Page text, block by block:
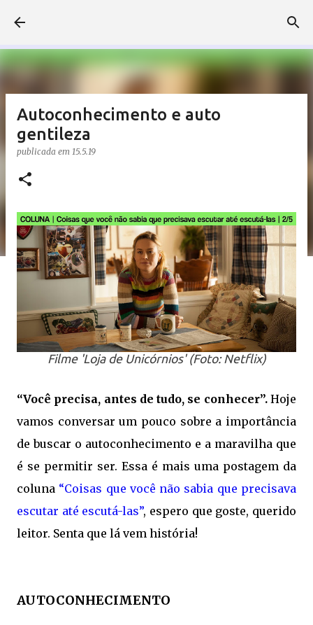
Autoconhecimento e auto
gentileza
publicada em 15.5.19
Filme 'Loja de Unicórnios' (Foto: Netflix)
“Você precisa, antes de tudo, se conhecer”.Hoje
vamos conversar um pouco sobre a importância
de buscar o autoconhecimento e a maravilha que
é se permitir ser. Essa é mais uma postagem da
coluna “Coisas que você não sabia que precisava
escutar até escutá-las”, espero que goste, querido
leitor. Senta que lá vem história!
AUTOCONHECIMENTO